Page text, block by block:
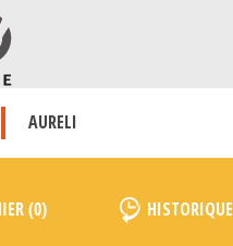
AURELI
HISTORIQUE